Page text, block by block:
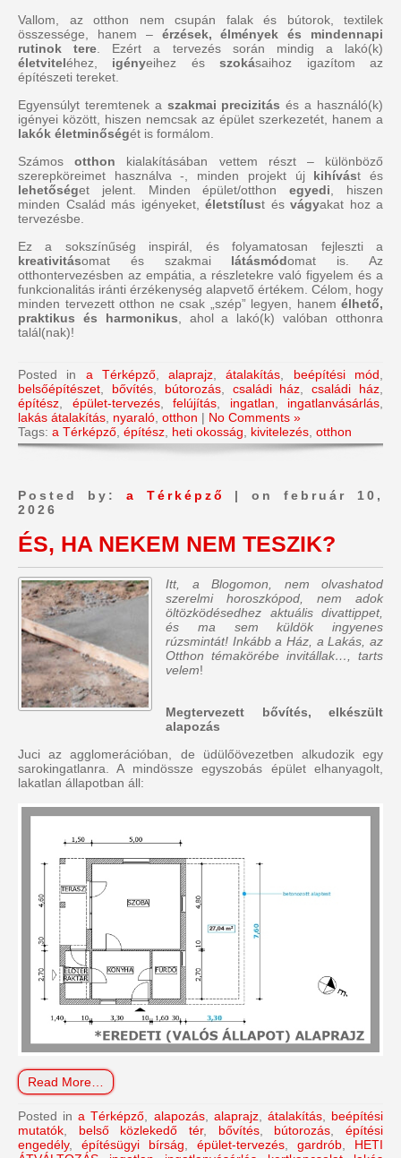
Vallom, az otthon nem csupán falak és bútorok, textilek
összessége, hanem – érzések, élmények és mindennapi
rutinok tere . Ezért a tervezés során mindig a lakó(k)
életviteléhez, igényeihez ésszokásaihoz igazítom az
építészeti tereket.
Egyensúlyt teremtenek a szakmai precizitás és a használó(k)
igényei között, hiszen nemcsak az épület szerkezetét, hanem a
lakók életminőségét is formálom.
Számosotthon kialakításában vettem részt – különböző
szerepköreimet használva -, minden projekt új kihívást és
lehetőséget jelent. Minden épület/otthonegyedi , hiszen
minden Család más igényeket, életstílust és vágyakat hoz a
tervezésbe.
Ez a sokszínűség inspirál, és folyamatosan fejleszti a
kreativitásomat és szakmai látásmódomat is. Az
otthontervezésben az empátia, a részletekre való figyelem és a
funkcionalitás iránti érzékenység alapvető értékem. Célom, hogy
minden tervezett otthon ne csak „szép” legyen, hanem élhető,
praktikus és harmonikus , ahol a lakó(k) valóban otthonra
talál(nak)!
Posted in a Térképző,alaprajz ,átalakítás beépítési mód
belsőépítészet
bővítés, bútorozás, családi ház ,családi ház
építész
épület-tervezés, felújítás ingatlan ingatlanvásárlás
lakás átalakítás nyaraló otthon | No Comments »
Tags: a Térképző építész heti okosság kivitelezés otthon
Posted by: a Térképző
| on február 10,
2026
ÉS, HA NEKEM NEM TESZIK?
Itt, a Blogomon, nem olvashatod
szerelmi horoszkópod, nem adok
öltözködésedhez aktuális divattippet,
és ma sem küldök ingyenes
rúzsmintát! Inkább a Ház, a Lakás, az
Otthon témakörébe invitállak…, tarts
velem!
Megtervezett bővítés, elkészült
alapozás
Juci az agglomerációban, de üdülőövezetben alkudozik egy
sarokingatlanra. A mindössze egyszobás épület elhanyagolt,
lakatlan állapotban áll:
Read More…
Posted ina Térképző alapozás, alaprajz, átalakítás, beépítési
mutatók
belső közlekedő tér, bővítés, bútorozás ,építési
engedély, építésügyi bírság épület-tervezés gardrób
HETI